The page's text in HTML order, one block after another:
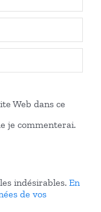
Web dans ce
je commenterai.
indésirables. En
de vos